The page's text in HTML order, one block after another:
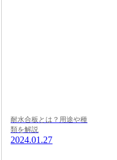
耐水合板とは？用途や種
類を解説
2024.01.27